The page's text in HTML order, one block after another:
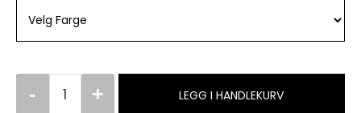
LEGG I HANDLEKURV